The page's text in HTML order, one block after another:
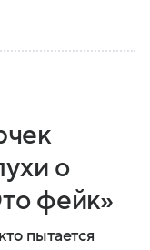
о
фейк»
пытается